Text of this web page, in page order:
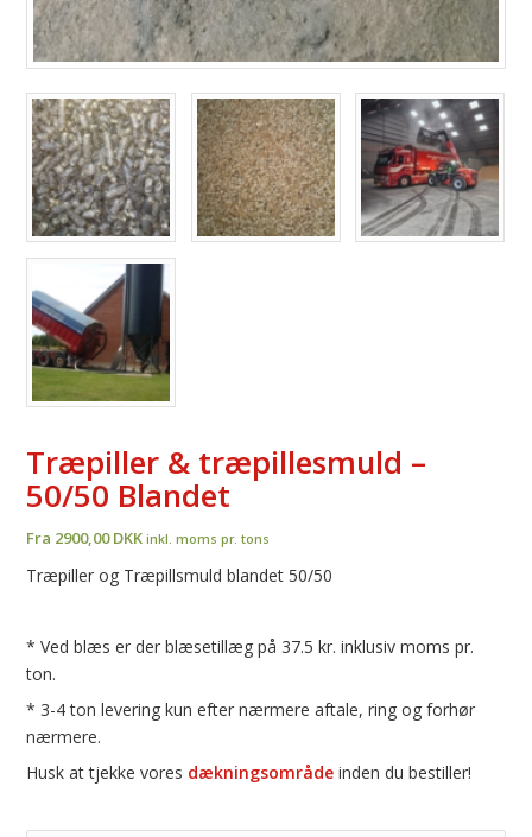
Træpiller & træpillesmuld –
50/50 Blandet
Fra 2900,00 DKKinkl. moms pr. tons
Træpiller og Træpillsmuld blandet 50/50
* Ved blæs er der blæsetillæg på 37.5 kr. inklusiv moms pr.
ton.
* 3-4 ton levering kun efter nærmere aftale, ring og forhør
nærmere.
Husk at tjekke vores dækningsområde inden du bestiller!